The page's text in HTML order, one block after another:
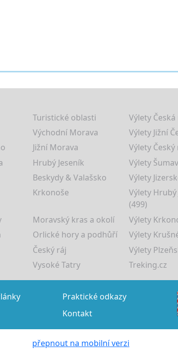
Turistické oblasti Výlety
Východní Morava Výlety Jižní
Jižní Morava Výlety Český
Hrubý Jeseník Výlety
Beskydy & Valašsko Výlety
Krkonoše
Výlety Hrubý
(499)
Moravský kras a okolí Výlety
Orlické hory a podhůří Výlety
Český ráj Výlety
Vysoké Tatry Treking.cz
Praktické odkazy
Kontakt
přepnout na mobilní verzi